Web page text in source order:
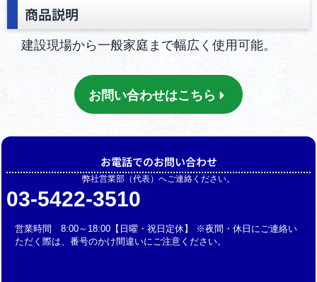
商品説明
建設現場から一般家庭まで幅広く使用可能。
お問い合わせはこちら
お電話でのお問い合わせ
弊社営業部（代表）へご連絡ください。
03-5422-3510
営業時間 8:00～18:00【日曜・祝日定休】 ※夜間・休日にご連絡い
ただく際は、番号のかけ間違いにご注意ください。